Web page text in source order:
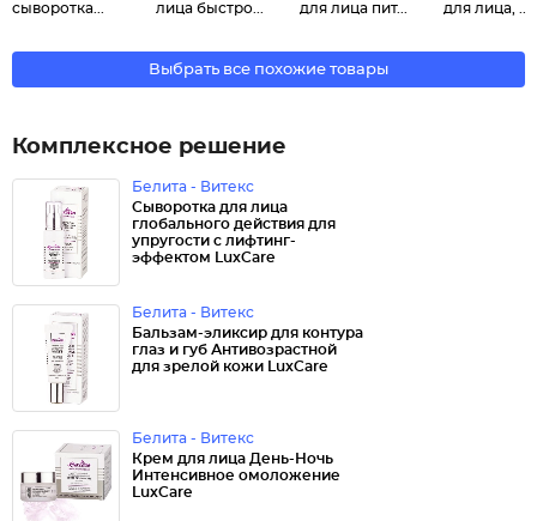
сыворотка...
лица быстро...
для лица пит...
для лица, ...
Выбрать все похожие товары
Комплексное решение
Белита - Витекс
Сыворотка для лица
глобального действия для
упругости с лифтинг-
эффектом LuxCare
Белита - Витекс
Бальзам-эликсир для контура
глаз и губ Антивозрастной
для зрелой кожи LuxCare
Белита - Витекс
Крем для лица День-Ночь
Интенсивное омоложение
LuxCare